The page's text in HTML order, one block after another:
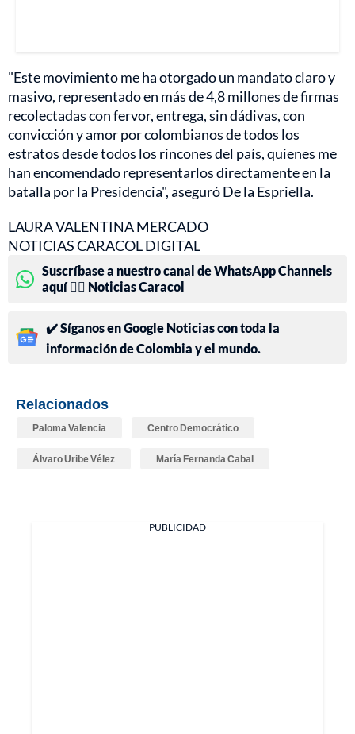
"Este movimiento me ha otorgado un mandato claro y
masivo, representado en más de 4,8 millones de firmas
recolectadas con fervor, entrega, sin dádivas, con
convicción y amor por colombianos de todos los
estratos desde todos los rincones del país, quienes me
han encomendado representarlos directamente en la
batalla por la Presidencia", aseguró De la Espriella.
LAURA VALENTINA MERCADO
NOTICIAS CARACOL DIGITAL
Suscríbase a nuestro canal de WhatsApp Channels
aquí 👉🏻 Noticias Caracol
✔️ Síganos en Google Noticias con toda la
información de Colombia y el mundo.
Relacionados
Paloma Valencia Centro Democrático
Álvaro Uribe Vélez María Fernanda Cabal
PUBLICIDAD